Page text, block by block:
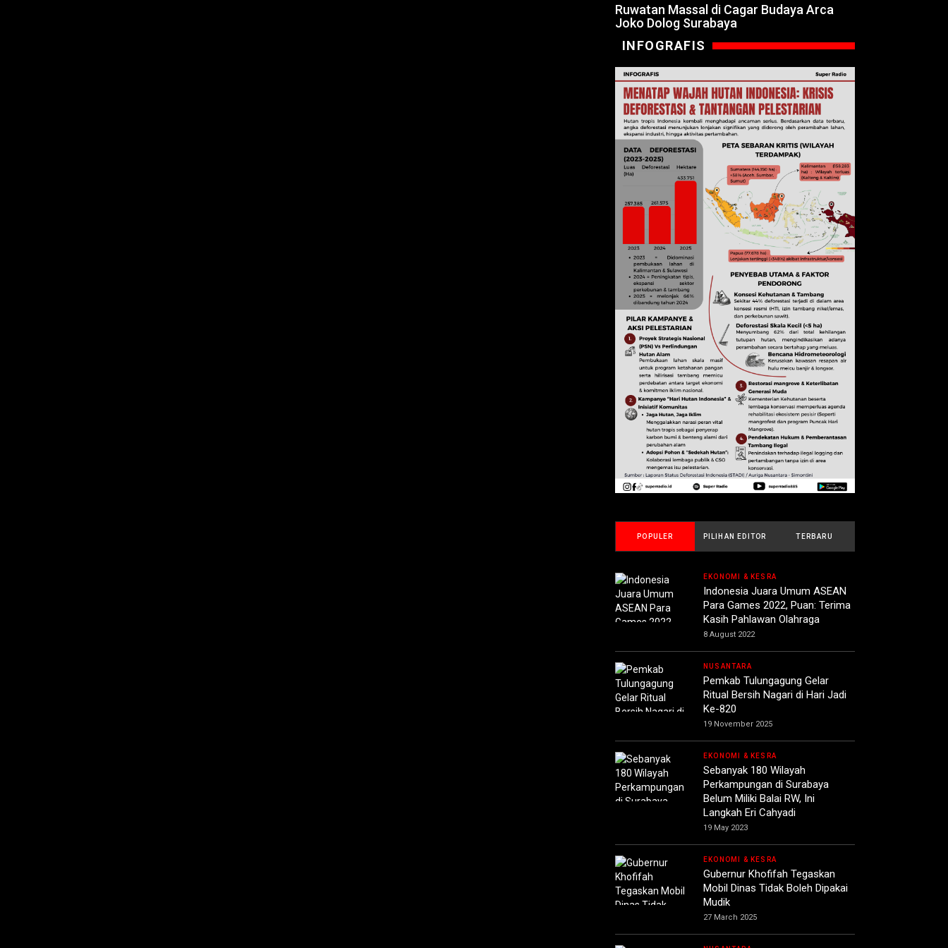
Ruwatan Massal di Cagar Budaya Arca
Joko Dolog Surabaya
INFOGRAFIS
POPULER PILIHAN EDITOR TERBARU
EKONOMI & KESRA
Indonesia Juara Umum ASEAN
Para Games 2022, Puan: Terima
Kasih Pahlawan Olahraga
8 August 2022
NUSANTARA
Pemkab Tulungagung Gelar
Ritual Bersih Nagari di Hari Jadi
Ke-820
19 November 2025
EKONOMI & KESRA
Sebanyak 180 Wilayah
Perkampungan di Surabaya
Belum Miliki Balai RW, Ini
Langkah Eri Cahyadi
19 May 2023
EKONOMI & KESRA
Gubernur Khofifah Tegaskan
Mobil Dinas Tidak Boleh Dipakai
Mudik
27 March 2025